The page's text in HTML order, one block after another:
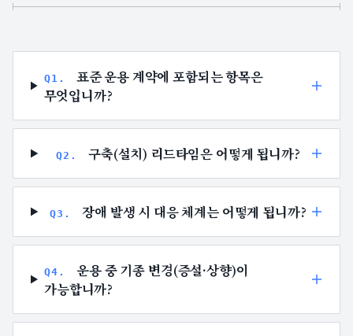
Q1 .
표준 운용 계약에 포함되는 항목은
무엇입니까?
Q2 . 구축(설치) 리드타임은 어떻게 됩니까?
Q3 . 장애 발생 시 대응 체계는 어떻게 됩니까?
Q4 .
운용 중 기종 변경(증설·상향)이
가능합니까?